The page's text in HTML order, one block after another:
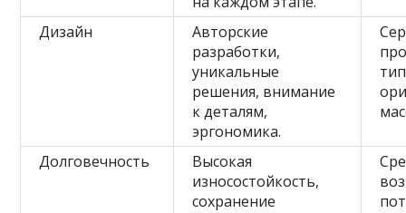
Дизайн
Авторские
разработки,
уникальные
решения, внимание
к деталям,
эргономика.
Долговечность
Высокая
износостойкость,
сохранение